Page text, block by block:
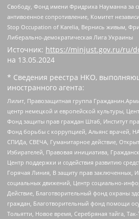
Свободу, Фонд имени Фридриха Науманна за
антивоенное сопротивление, Комитет
Stop Occupation of Karelia, Вернись живым,
Либерально-демократическая Лига Украины
Источник: https://minjust.gov.ru/ru/
на 13.05.2024
* Сведения реестра НКО,
иностранного агента:
Лилит, Правозащитная группа
центр немецкой и европейской культуры,
Фонд защиты прав граждан Штаб, Институт
Фонд борьбы с коррупцией, Альянс врачей,
СПИДа, СВЕЧА, Гуманитарное действие,
Избирателей, Правовая инициатива,
Центр поддержки и содействия развитию
Горячая Линия, В защиту прав заключенных,
социальных движений, Центр социально-
Действие, Благотворительный фонд охраны
граждан, Благотворительный фонд помощи
Тольятти, Новое время, Серебряная тайга,